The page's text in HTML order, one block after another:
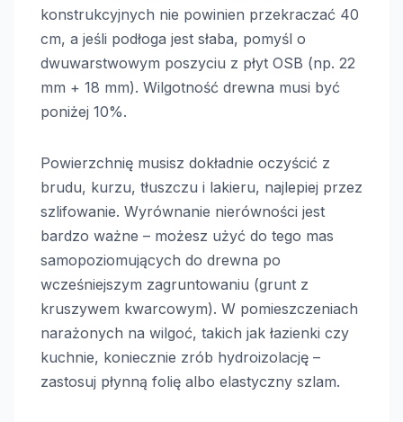
konstrukcyjnych nie powinien przekraczać 40
cm, a jeśli podłoga jest słaba, pomyśl o
dwuwarstwowym poszyciu z płyt OSB (np. 22
mm + 18 mm). Wilgotność drewna musi być
poniżej 10%.
Powierzchnię musisz dokładnie oczyścić z
brudu, kurzu, tłuszczu i lakieru, najlepiej przez
szlifowanie. Wyrównanie nierówności jest
bardzo ważne – możesz użyć do tego mas
samopoziomujących do drewna po
wcześniejszym zagruntowaniu (grunt z
kruszywem kwarcowym). W pomieszczeniach
narażonych na wilgoć, takich jak łazienki czy
kuchnie, koniecznie zrób hydroizolację –
zastosuj płynną folię albo elastyczny szlam.